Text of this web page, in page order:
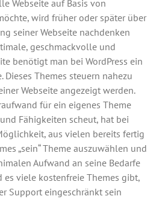
Webseite auf Basis von
wird früher oder später über
seiner Webseite nachdenken
geschmackvolle und
benötigt man bei WordPress ein
Dieses Themes steuern nahezu
Webseite angezeigt werden.
für ein eigenes Theme
Fähigkeiten scheut, hat bei
aus vielen bereits fertig
„sein“ Theme auszuwählen und
Aufwand an seine Bedarfe
es viele kostenfreie Themes gibt,
Support eingeschränkt sein